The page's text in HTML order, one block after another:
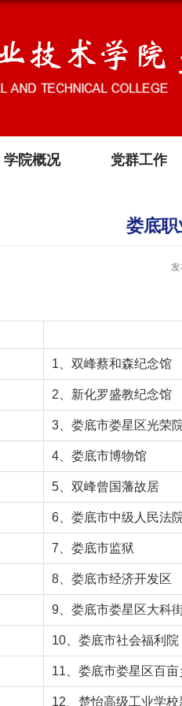
学院概况 党群工作
娄底
1、双峰蔡和森纪念馆
2、新化罗盛教纪念馆
3、娄底市娄星区光荣
4、娄底市博物馆
5、双峰曾国藩故居
6、娄底市中级人民法
7、娄底市监狱
8、娄底市经济开发区
9、娄底市娄星区大科
10、娄底市社会福利院
11、娄底市娄星区百亩
12、楚怡高级工业学校